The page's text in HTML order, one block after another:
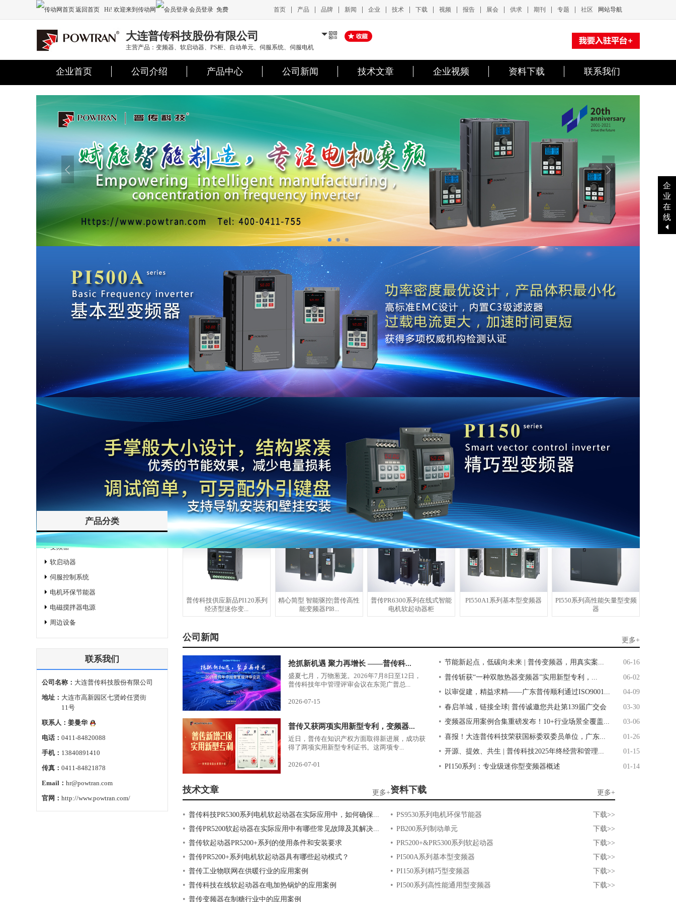
返回首页 Hi! 欢迎来到传动网 会员登录 免费
注册
首页 产品 品牌 新闻 企业 技术 下载 视频 报告 展会 供求 期刊 专题 社区 网站导航
大连普传科技股份有限公司
主营产品：变频器、软启动器、PS柜、自动单元、伺服系统、伺服电机
企业首页 公司介绍 产品中心 公司新闻 技术文章 企业视频 资料下载 联系我们
中国传动网
企业信息
大连普传科技股份有限公
17 年
公司类型：系统集成商
主营产品：变频器、软启动器、PS
柜、自动单元、伺服系统、...
QQ交谈
发送询盘
产品分类
变频器
软启动器
伺服控制系统
电机环保节能器
电磁搅拌器电源
周边设备
联系我们
公司名称： 大连普传科技股份有限公司
地址： 大连市高新园区七贤岭任贤街
11号
联系人： 姜曼华
电话： 0411-84820088
手机： 13840891410
传真： 0411-84821878
Email： hr@powtran.com
官网： http://www.powtran.com/
普传是集电机控制智能产品和成套装置的研发、生产、销售和服务于一体的高新技术企业。1984年国家经委批准大连电
机厂引进东芝技术开启中国变频器产业化先河，1994年普传变频器在中国内地销售，2001年大连普传科技股份有限公司
成立。三十多年的发展历程，形成了以大连、深圳为中心，以无锡、成都、武汉、郑州、石家庄、青岛、沈阳等为多翼
的全国服务网络。公司以“诚信、责任、创新”为核心，坚持技术和产品创新战略，依托省级电气传动工程技术研究中
心，自主开发和建立了高性能变频矢量控制、伺服驱动、新能源等核...
产品中心
PI550-03系列 对焊机逆变电
源
PI550-I2系列 电磁吸盘停电
保磁系统
PI550-I系列臭氧发生器专用
中频电源
普传科技供应新品PI120系列
经济型迷你变...
精心简型 智能驱控|普传高性
能变频器PI8...
普传PR6300系列在线式智能
电机软起动器柜
PI550A1系列基本型变频器
PI550系列高性能矢量型变频
器
公司新闻 更多+
抢抓新机遇 聚力再增长 ——普传科...
盛夏七月，万物葱茏。2026年7月8日至12日，
普传科技年中管理评审会议在东莞广普总...
2026-07-15
普传又获两项实用新型专利，变频器...
近日，普传在知识产权方面取得新进展，成功获
得了两项实用新型专利证书。这两项专...
2026-07-01
• 节能新起点，低碳向未来 | 普传变频器，用真实案... 06-16
• 普传斩获“一种双散热器变频器”实用新型专利，... 06-02
• 以审促建，精益求精——广东普传顺利通过ISO9001... 04-09
• 春启羊城，链接全球| 普传诚邀您共赴第139届广交会 03-30
• 变频器应用案例合集重磅发布！10+行业场景全覆盖... 03-06
• 喜报！大连普传科技荣获国标委双委员单位，广东... 01-26
• 开源、提效、共生 | 普传科技2025年终经营和管理... 01-15
• PI150系列：专业级迷你型变频器概述 01-14
技术文章 更多+
• 普传科技PR5300系列电机软起动器在实际应用中，如何确保...
• 普传PR5200软起动器在实际应用中有哪些常见故障及其解决...
• 普传软起动器PR5200+系列的使用条件和安装要求
• 普传PR5200+系列电机软起动器具有哪些起动模式？
• 普传工业物联网在供暖行业的应用案例
• 普传科技在线软起动器在电加热锅炉的应用案例
• 普传变频器在制糖行业中的应用案例
资料下载 更多+
• PS9530系列电机环保节能器 下载>>
• PB200系列制动单元 下载>>
• PR5200+&PR5300系列软起动器 下载>>
• PI500A系列基本型变频器 下载>>
• PI150系列精巧型变频器 下载>>
• PI500系列高性能通用型变频器 下载>>
企
业
在
线